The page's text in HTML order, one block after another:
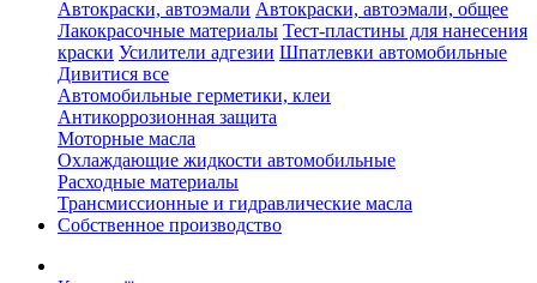
Автокраски, автоэмали Автокраски, автоэмали, общее
Лакокрасочные материалы Тест-пластины для нанесения
краски Усилители адгезии Шпатлевки автомобильные
Дивитися все
Автомобильные герметики, клеи
Антикоррозионная защита
Моторные масла
Охлаждающие жидкости автомобильные
Расходные материалы
Трансмиссионные и гидравлические масла
Собственное производство